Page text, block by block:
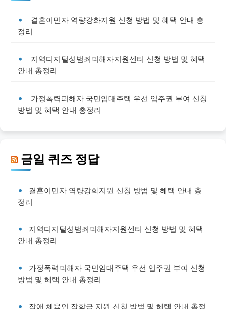
결혼이민자 역량강화지원 신청 방법 및 혜택 안내 총
정리
지역디지털성범죄피해자지원센터 신청 방법 및 혜택
안내 총정리
가정폭력피해자 국민임대주택 우선 입주권 부여 신청
방법 및 혜택 안내 총정리
금일 퀴즈 정답
결혼이민자 역량강화지원 신청 방법 및 혜택 안내 총
정리
지역디지털성범죄피해자지원센터 신청 방법 및 혜택
안내 총정리
가정폭력피해자 국민임대주택 우선 입주권 부여 신청
방법 및 혜택 안내 총정리
장애 체육인 장학금 지원 신청 방법 및 혜택 안내 총정